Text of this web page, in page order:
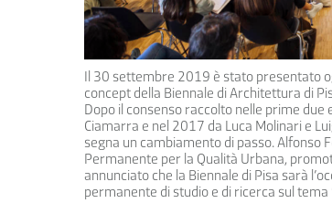
Il 30 settembre 2019 è stato presentato
concept della Biennale di Architettura di
Dopo il consenso raccolto nelle prime
Ciamarra e nel 2017 da Luca Molinari e
segna un cambiamento di passo. Alfonso
Permanente per la Qualità Urbana,
annunciato che la Biennale di Pisa sarà
permanente di studio e di ricerca sul tema